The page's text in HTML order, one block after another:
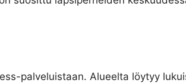
palveluistaan. Alueelta löytyy